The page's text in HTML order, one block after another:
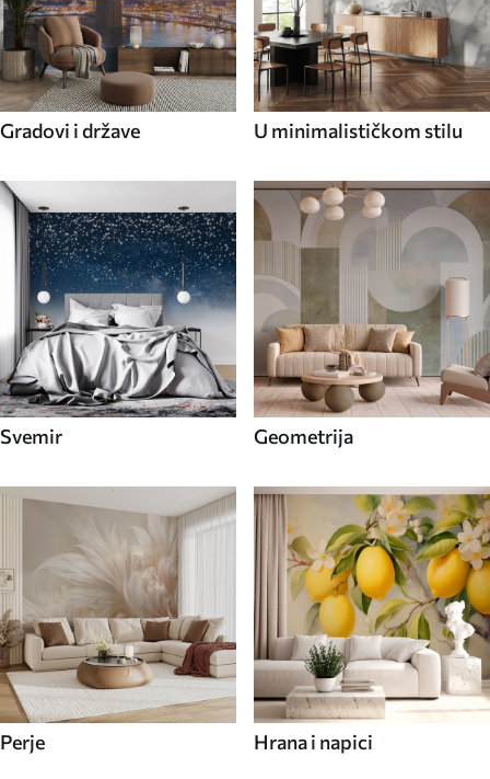
Gradovi i države U minimalističkom stilu
Svemir Geometrija
Perje Hrana i napici